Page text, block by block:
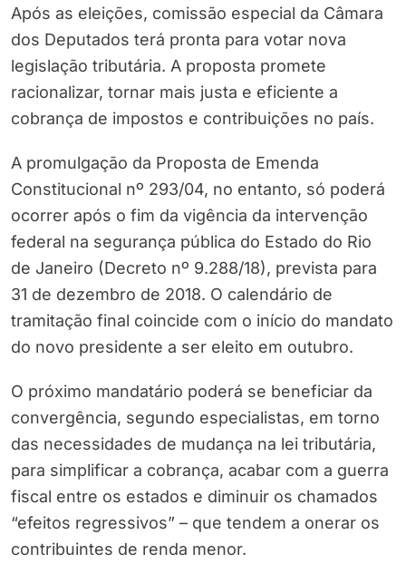
Após as eleições, comissão especial da Câmara
dos Deputados terá pronta para votar nova
legislação tributária. A proposta promete
racionalizar, tornar mais justa e eficiente a
cobrança de impostos e contribuições no país.
A promulgação da Proposta de Emenda
Constitucional nº 293/04, no entanto, só poderá
ocorrer após o fim da vigência da intervenção
federal na segurança pública do Estado do Rio
de Janeiro (Decreto nº 9.288/18), prevista para
31 de dezembro de 2018. O calendário de
tramitação final coincide com o início do mandato
do novo presidente a ser eleito em outubro.
O próximo mandatário poderá se beneficiar da
convergência, segundo especialistas, em torno
das necessidades de mudança na lei tributária,
para simplificar a cobrança, acabar com a guerra
fiscal entre os estados e diminuir os chamados
“efeitos regressivos” – que tendem a onerar os
contribuintes de renda menor.